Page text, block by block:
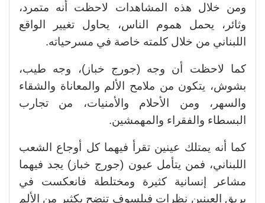
ومن خلال هذه المشاهدات لاحظت أنه متمرد،
وثائر، يحمل هموم الناس، يحاول تغيير الواقع
اللبناني من خلال كلمته خاصة في مسرحياته.
كما لاحظت أن وجه (جورج خباز)، وجه طيب،
بشوش، يتكون من ملامح الألم والمعاناة والشقاء
والسهر، ومن الأحلام والأمنيات، من تجارب
البسطاء والفقراء والمهمشين.
كما أنه يمتلك عينين تقرأ فيهما كل أوجاع الشعب
اللبناني، فمن يتأمل عيون (جورج خباز) يجد فيهما
مشاعر إنسانية كثيرة ومختلطة فانعكست في
بريق العينين نظرات فيلسوف تنضح بكثير من الألم